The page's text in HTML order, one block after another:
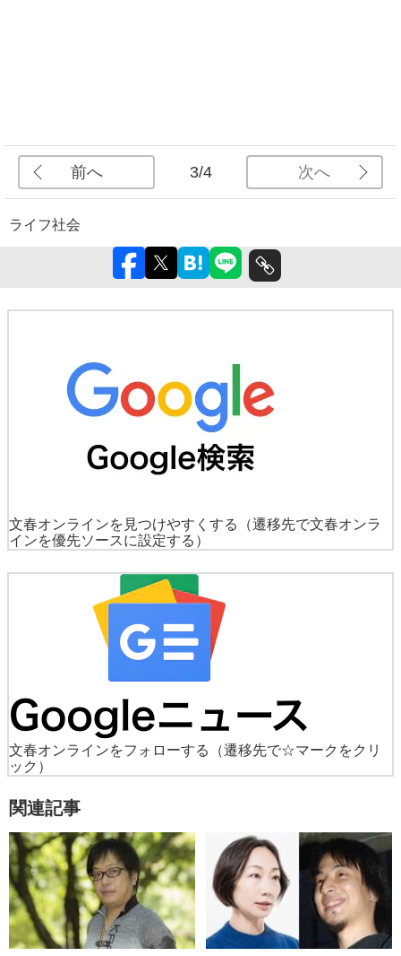
前へ 3/4 次へ
ライフ社会
文春オンラインを見つけやすくする
（遷移先で文春オンラ
インを優先ソースに設定する）
文春オンラインをフォローする
（遷移先で☆マークをクリ
ック）
関連記事